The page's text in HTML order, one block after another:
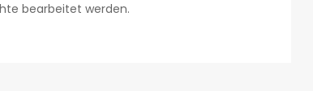
bearbeitet werden.